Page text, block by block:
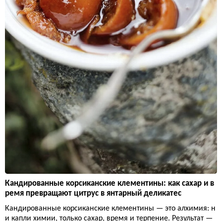
Кандированные корсиканские клементины: как сахар и в
ремя превращают цитрус в янтарный деликатес
Кандированные корсиканские клементины — это алхимия: н
и капли химии, только сахар, время и терпение. Результат —